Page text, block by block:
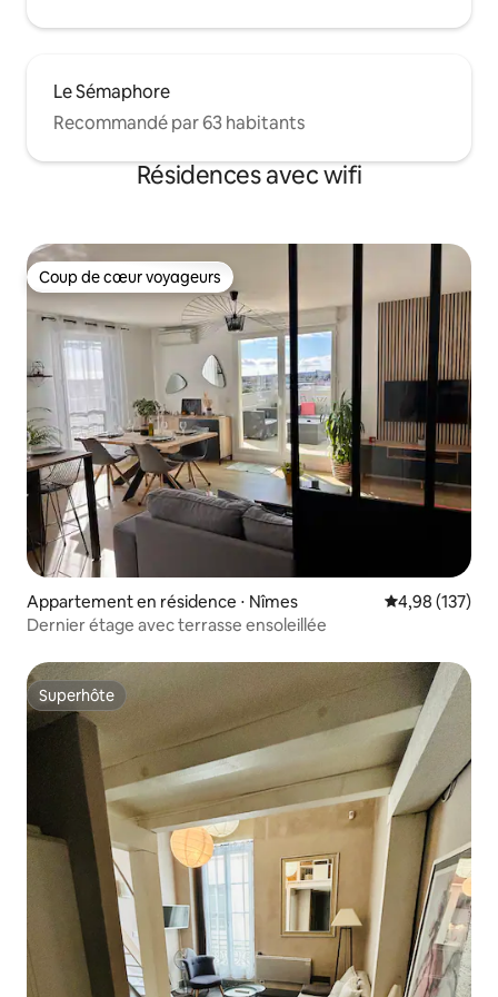
place récemment rénovée, à deux pas
parkings sont à moins de 5 mns
Le Sémaphore
Recommandé par 63 habitants
Résidences avec wifi
Coup de cœur voyageurs
Coup de cœur voyageurs
Appartement en résidence ⋅ Nîmes Évaluation
4,98 (137)
Dernier étage avec terrasse ensoleillée
Superhôte
Superhôte